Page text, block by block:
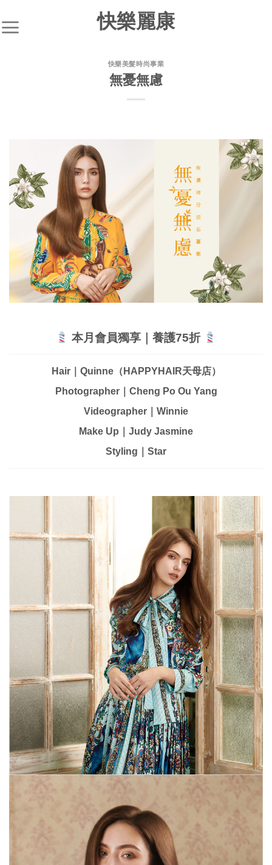
快樂麗康
快樂美髮時尚事業
無憂無慮
本月會員獨享｜養護75折
Hair｜Quinne（HAPPYHAIR天母店）
Photographer｜Cheng Po Ou Yang
Videographer｜Winnie
Make Up｜Judy Jasmine
Styling｜Star